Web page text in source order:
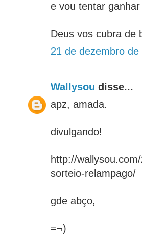
e vou tentar
Deus vos cubra de
21 de dezembro
Wallysou disse...
apz, amada.
divulgando!
http://
sorteio-relampago/
gde abço,
=¬)